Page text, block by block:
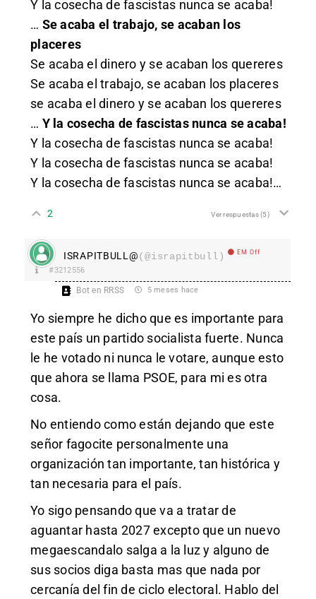
Y la cosecha de fascistas nunca se acaba!
… Se acaba el trabajo, se acaban los
placeres
Se acaba el dinero y se acaban los quereres
Se acaba el trabajo, se acaban los placeres
se acaba el dinero y se acaban los quereres
… Y la cosecha de fascistas nunca se acaba!
Y la cosecha de fascistas nunca se acaba!
Y la cosecha de fascistas nunca se acaba!
Y la cosecha de fascistas nunca se acaba!…
2 Ver respuestas(5)
ISRAPITBULL@(@israpitbull) EM Off
#3212556
Bot en RRSS 5 meses hace
Yo siempre he dicho que es importante para
este país un partido socialista fuerte. Nunca
le he votado ni nunca le votare, aunque esto
que ahora se llama PSOE, para mi es otra
cosa.
No entiendo como están dejando que este
señor fagocite personalmente una
organización tan importante, tan histórica y
tan necesaria para el país.
Yo sigo pensando que va a tratar de
aguantar hasta 2027 excepto que un nuevo
megaescandalo salga a la luz y alguno de
sus socios diga basta mas que nada por
cercanía del fin de ciclo electoral. Hablo del